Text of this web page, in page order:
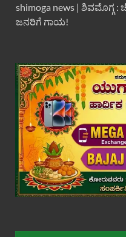
shimoga news | ಶಿವಮೊಗ್ಗ
ಜನರಿಗೆ ಗಾಯ!